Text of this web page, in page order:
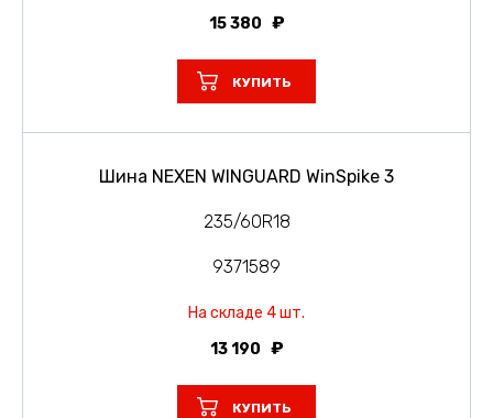
15 380
КУПИТЬ
Шина NEXEN WINGUARD WinSpike 3
235/60R18
9371589
На складе 4 шт.
13 190
КУПИТЬ